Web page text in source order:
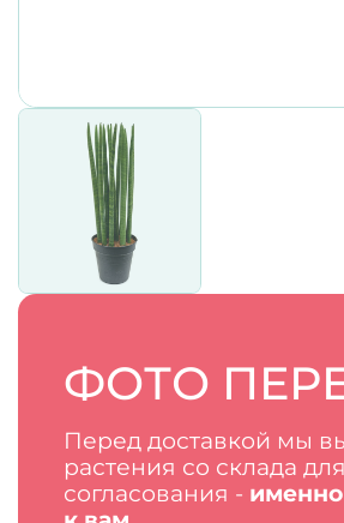
ФОТО
Перед доставкой мы
растения со склада для
согласования -